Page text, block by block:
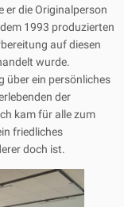
er die Originalperson
1993 produzierten
auf diesen
wurde.
über ein persönliches
der
kam für alle zum
friedliches
doch ist.